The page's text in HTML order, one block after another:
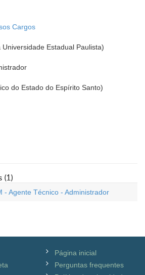
Cargos
Universidade Estadual Paulista)
do Estado do Espírito Santo)
(1)
- Agente Técnico - Administrador
Página inicial
Perguntas frequentes